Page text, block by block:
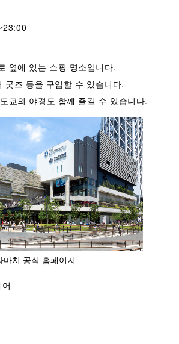
23:00
옆에 있는 쇼핑 명소입니다.
굿즈 등을 구입할 수 있습니다.
쿄의 야경도 함께 즐길 수 있습니다.
치 공식 홈페이지